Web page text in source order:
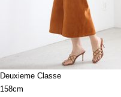
Deuxieme Classe
158cm